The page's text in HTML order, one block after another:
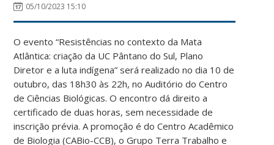
05/10/2023 15:10
O evento “Resistências no contexto da Mata
Atlântica: criação da UC Pântano do Sul, Plano
Diretor e a luta indígena” será realizado no dia 10 de
outubro, das 18h30 às 22h, no Auditório do Centro
de Ciências Biológicas. O encontro dá direito a
certificado de duas horas, sem necessidade de
inscrição prévia. A promoção é do Centro Acadêmico
de Biologia (CABio-CCB), o Grupo Terra Trabalho e